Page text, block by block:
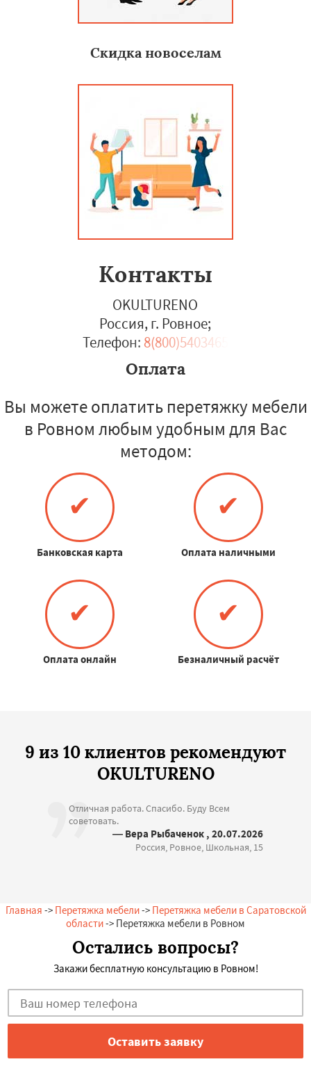
Скидка новоселам
Контакты
OKULTURENO
Россия, г. Ровное;
Телефон: 8(800)5403465
Оплата
Вы можете оплатить перетяжку мебели
в Ровном любым удобным для Вас
методом:
✔
Банковская карта
✔
Оплата наличными
✔
Оплата онлайн
✔
Безналичный расчёт
9 из 10 клиентов рекомендуют
OKULTURENO
Отличная работа. Спасибо. Буду Всем
советовать.
— Вера Рыбаченок , 20.07.2026
Россия, Ровное, Школьная, 15
Главная -> Перетяжка мебели-> Перетяжка мебели в Саратовской
области-> Перетяжка мебели в Ровном
Остались вопросы?
Закажи бесплатную консультацию в Ровном!